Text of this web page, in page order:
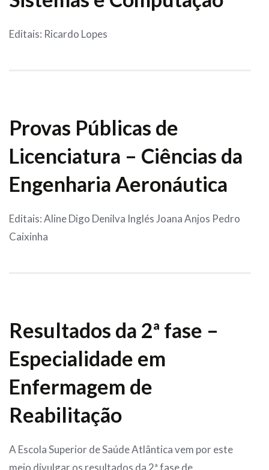
Editais: Ricardo Lopes
Provas Públicas de
Licenciatura – Ciências da
Engenharia Aeronáutica
Editais: Aline Digo Denilva Inglés Joana Anjos Pedro
Caixinha
Resultados da 2ª fase –
Especialidade em
Enfermagem de
Reabilitação
A Escola Superior de Saúde Atlântica vem por este